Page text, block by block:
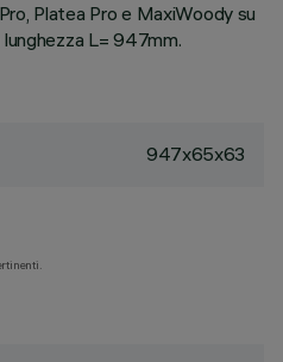
Platea Pro e MaxiWoody su
L= 947mm.
947x65x63